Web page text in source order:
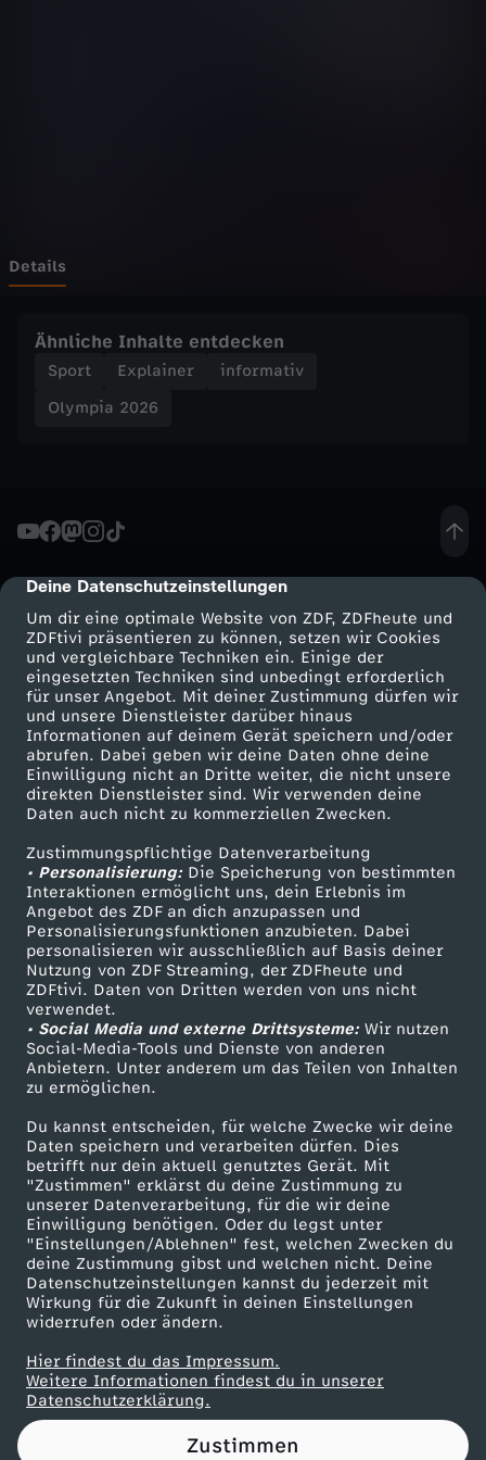
cmp-dialog-description
Deine Datenschutzeinstellungen
Um dir eine optimale Website von ZDF, ZDFheute und
ZDFtivi präsentieren zu können, setzen wir Cookies
und vergleichbare Techniken ein. Einige der
eingesetzten Techniken sind unbedingt erforderlich
für unser Angebot. Mit deiner Zustimmung dürfen wir
und unsere Dienstleister darüber hinaus
Informationen auf deinem Gerät speichern und/oder
abrufen. Dabei geben wir deine Daten ohne deine
Einwilligung nicht an Dritte weiter, die nicht unsere
direkten Dienstleister sind. Wir verwenden deine
Daten auch nicht zu kommerziellen Zwecken.
Zustimmungspflichtige Datenverarbeitung
• Personalisierung:Die Speicherung von bestimmten
Interaktionen ermöglicht uns, dein Erlebnis im
Angebot des ZDF an dich anzupassen und
Personalisierungsfunktionen anzubieten. Dabei
personalisieren wir ausschließlich auf Basis deiner
Nutzung von ZDF Streaming, der ZDFheute und
ZDFtivi. Daten von Dritten werden von uns nicht
verwendet.
• Social Media und externe Drittsysteme:Wir nutzen
Social-Media-Tools und Dienste von anderen
Anbietern. Unter anderem um das Teilen von Inhalten
zu ermöglichen.
Du kannst entscheiden, für welche Zwecke wir deine
Daten speichern und verarbeiten dürfen. Dies
betrifft nur dein aktuell genutztes Gerät. Mit
"Zustimmen" erklärst du deine Zustimmung zu
unserer Datenverarbeitung, für die wir deine
Einwilligung benötigen. Oder du legst unter
"Einstellungen/Ablehnen" fest, welchen Zwecken du
deine Zustimmung gibst und welchen nicht. Deine
Datenschutzeinstellungen kannst du jederzeit mit
Wirkung für die Zukunft in deinen Einstellungen
widerrufen oder ändern.
Hier findest du das Impressum.
Weitere Informationen findest du in unserer
Datenschutzerklärung.
Zustimmen
S
f
u
k
t
i
o
n
i
e
r
t
L
a
n
g
l
a
u
f
Details
Ähnliche Inhalte entdecken
Sport Explainer
informativ
Olympia 2026
Mehr ZDF
ZDF-Apps
Smart TV
ZDFtext
Livestreams
Sendungen A-Z
TV-Programm
Service
ZDFmitreden
Kontakt zum ZDF
Tickets
Zuschauerservice
Hilfe
ZDF Unternehmen
Karriere
ZDF goes Schule
Werbefernsehen
Mainzelmännchen
Partner